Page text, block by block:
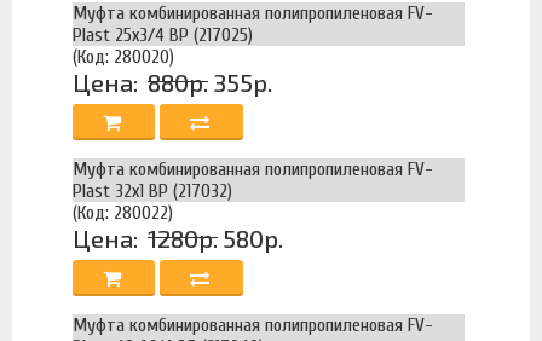
Муфта комбинированная полипропиленовая FV-
Plast 25х3/4 ВР (217025)
(Код: 280020)
Цена: 880р. 355р.
Муфта комбинированная полипропиленовая FV-
Plast 32х1 ВР (217032)
(Код: 280022)
Цена: 1280р. 580р.
Муфта комбинированная полипропиленовая FV-